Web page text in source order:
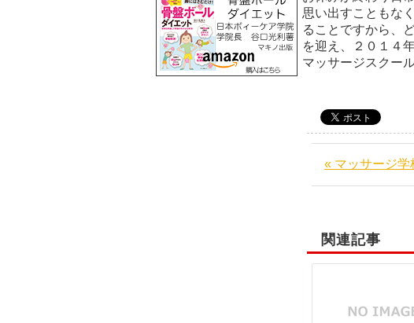
思い出すこともな
ることですから、
を迎え、２０１４
マッサージスクー
« マッサージ学
関連記事